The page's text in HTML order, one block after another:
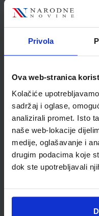
Privola
Ova web-stranica
Kolačiće
sadržaj i oglase,
analizirali promet. Isto
naše web-lokacije
medije, oglašavanje i
drugim podacima koje
dok ste upotrebljavali
Nakladnik
Školski razred
Vrsta škole
Reg br min